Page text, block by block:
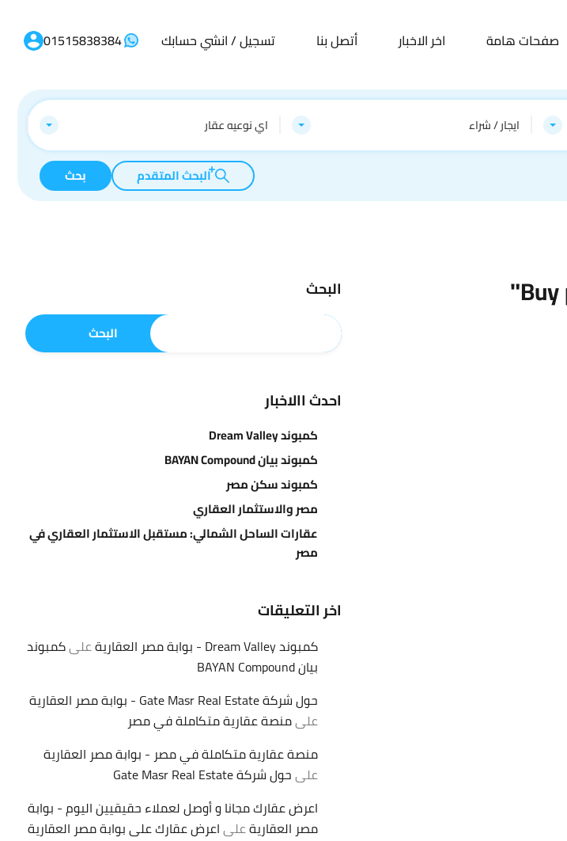
صفحات هامة اخر الاخبار أتصل بنا تسجيل / انشي حسابك 01515838384
ايجار / شراء اي نوعيه عقار
البحث المتقدم بحث
البحث
البحث
احدث االاخبار
كمبوند Dream Valley
كمبوند بيان BAYAN Compound
كمبوند سكن مصر
مصر والاستثمار العقاري
عقارات الساحل الشمالي: مستقبل الاستثمار العقاري في
مصر
اخر التعليقات
كمبوند Dream Valley - بوابة مصر العقارية علىكمبوند
بيان BAYAN Compound
حول شركة Gate Masr Real Estate - بوابة مصر العقارية
علىمنصة عقارية متكاملة في مصر
منصة عقارية متكاملة في مصر - بوابة مصر العقارية
علىحول شركة Gate Masr Real Estate
اعرض عقارك مجانا و أوصل لعملاء حقيقيين اليوم - بوابة
مصر العقاريةعلىاعرض عقارك على بوابة مصر العقارية